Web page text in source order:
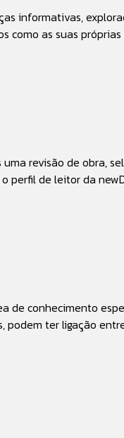
informativas,
como as suas próprias
revisão de obra,
perfil de leitor da
de conhecimento
podem ter ligação